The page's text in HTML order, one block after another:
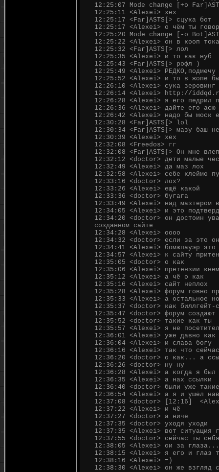
12:25:07 Mode change [+o
12:25:11 <Alexei> хех
12:25:17 <Far]ASTS[> сцука бот
12:25:17 <Alexei> о чём ты
12:25:20 Mode change [-o
12:25:22 <Alexei> он в кооп
12:25:32 <Far]ASTS[> лол
12:25:35 <Alexei> и то как нуб
12:25:43 <Far]ASTS[> рофл )
12:25:49 <Alexei>
12:25:52 <Alexei> и то в жопе
12:26:10 <Alexei> сука зеровинг
12:26:14 <Alexei> http://
12:26:28 <Alexei> я его педрил
12:26:36 <Alexei> дайте его асю
12:26:42 <Alexei> надо бы моск
12:30:28 <Far]ASTS[> lol
12:30:34 <Far]ASTS[> мазу баш
12:30:39 <Alexei> хех
12:32:08 <Freedos> гг
12:32:08 <Far]ASTS[> Он мне
12:32:12 <doctor> дети малые
12:32:49 <Alexei> да маз лох
12:32:58 <Alexei> себе клеймо
12:33:16 <doctor> лох?
12:33:26 <Alexei> ещё какой
12:33:36 <doctor> бугага
12:33:49 <Alexei> над мазтером
12:34:05 <Alexei> и это
12:34:20 <doctor> он достоин
созданном сайте
12:34:28 <Alexei> оооо
12:34:32 <doctor> если за это
12:34:41 <Alexei> бомжпауэр это
12:34:57 <Alexei> к сайту
12:35:05 <doctor> о как
12:35:06 <Alexei> претензии
12:35:12 <Alexei> а чё о как
12:35:16 <Alexei> сайт неплох
12:35:28 <Alexei> форум говно
12:35:33 <Alexei> а остальное
12:35:37 <doctor> как
12:35:47 <doctor> форум создают
12:35:52 <doctor> такие как ты
12:35:57 <Alexei> я не
12:36:01 <Alexei> уже давно как
12:36:04 <Alexei> и слава богу
12:36:16 <Alexei> так что
12:36:20 <doctor> о как... а
12:36:26 <doctor> ну-ну
12:36:28 <Alexei> а когда я был
12:36:35 <Alexei> а нах ссылки
12:36:40 <doctor> были уже
12:36:54 <Alexei> а я и ушёл
12:37:08 <doctor> [12:16]
12:37:22 <Alexei> и чё
12:37:27 <doctor> а ниче
12:37:35 <doctor> уходя уходи
12:37:35 <Alexei> вот ситуация
12:37:55 <doctor> сейчас ты
12:38:05 <Alexei> ои за
12:38:15 <Alexei> я его и глаз
12:38:16 <Alexei> =)
12:38:30 <Alexei> он же взгляд